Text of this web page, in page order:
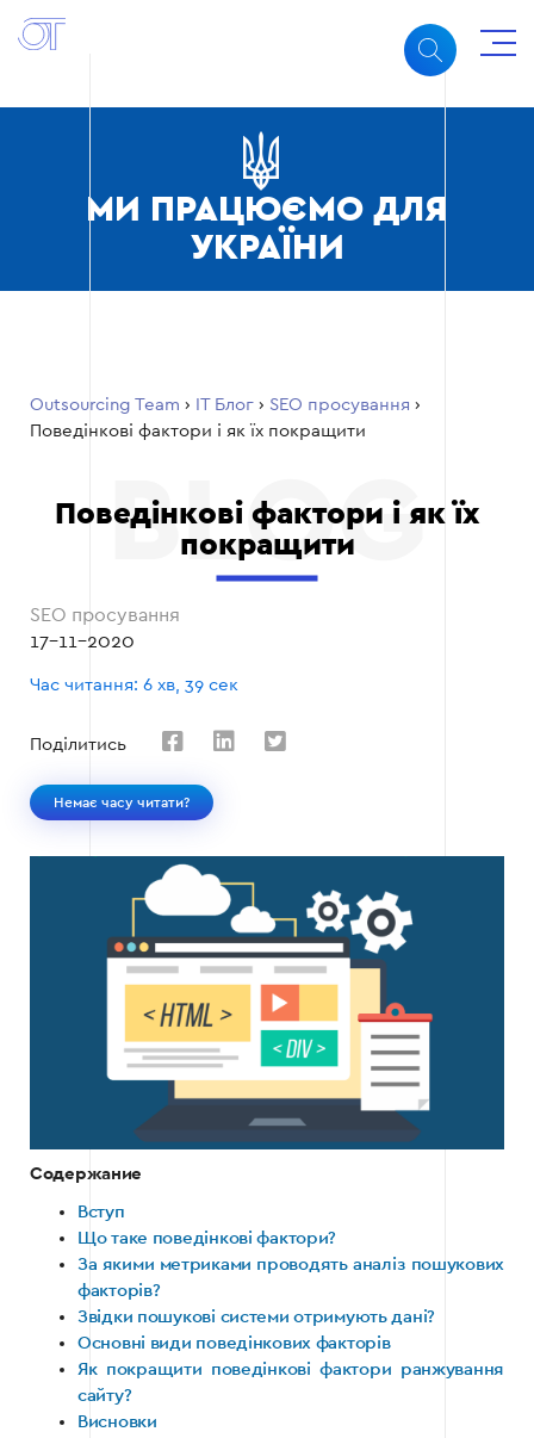
МИ ПРАЦЮЄМО ДЛЯ
УКРАЇНИ
Outsourcing Team › ІТ Блог › SEO просування ›
Поведінкові фактори і як їх покращити
Поведінкові фактори і як їх
покращити
SEO просування
17-11-2020
Час читання: 6 хв, 39 сек
Поділитись
Немає часу читати?
Содержание
Вступ
Що таке поведінкові фактори?
За якими метриками проводять аналіз пошукових
факторів?
Звідки пошукові системи отримують дані?
Основні види поведінкових факторів
Як покращити поведінкові фактори ранжування
сайту?
Висновки